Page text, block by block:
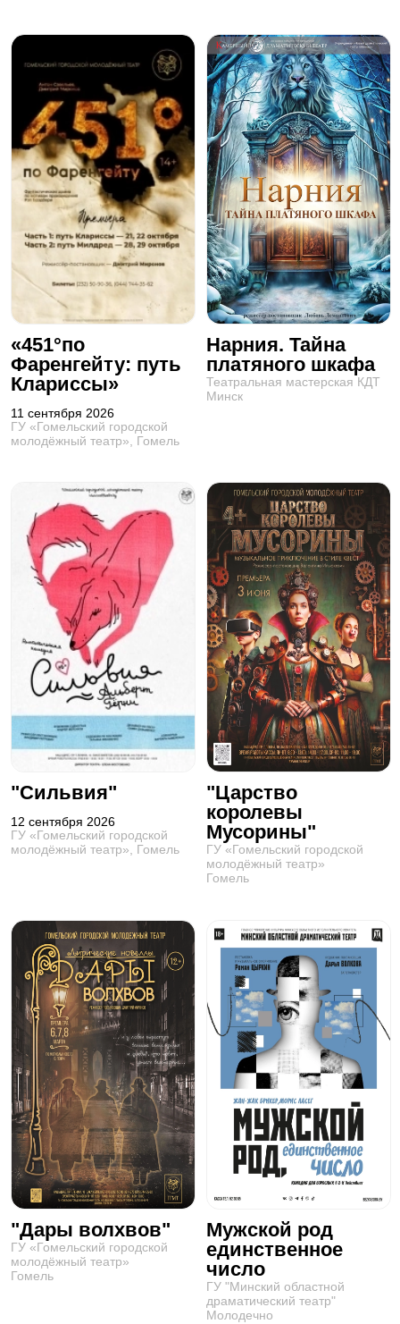
«451°по
Фаренгейту: путь
Клариссы»
11 сентября 2026
ГУ «Гомельский городской
молодёжный театр», Гомель
Нарния. Тайна
платяного шкафа
Театральная мастерская КДТ
Минск
"Сильвия"
12 сентября 2026
ГУ «Гомельский городской
молодёжный театр», Гомель
"Царство
королевы
Мусорины"
ГУ «Гомельский городской
молодёжный театр»
Гомель
"Дары волхвов"
ГУ «Гомельский городской
молодёжный театр»
Гомель
Мужской род
единственное
число
ГУ "Минский областной
драматический театр"
Молодечно